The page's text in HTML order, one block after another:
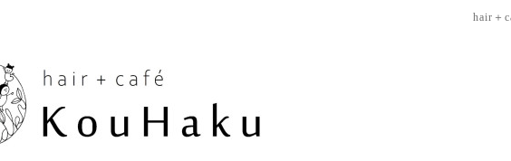
hair＋